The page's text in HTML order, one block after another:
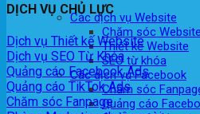
Các dịch vụ Website
Chăm sóc Website
Thiết kế Website
SEO từ khóa
Các dịch vụ Facebook
Chăm sóc
Quảng cáo
DỊCH VỤ CHỦ LỰC
Dịch vụ Thiết kế Website
Dịch vụ SEO Từ Khóa
Quảng cáo Facebook Ads
Quảng cáo TikTok Ads
Chăm sóc Fanpage